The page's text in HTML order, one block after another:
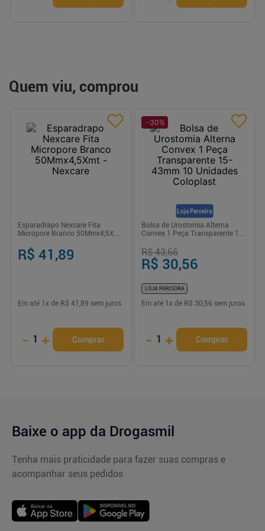
Quem viu, comprou
Esparadrapo Nexcare Fita
Micropore Branco 50Mmx4,5Xmt
R$ 41,89
Em até 1 x de R$ 41,89 sem juros
- 1 + Comprar
Loja Parceira
-30%
Bolsa de Urostomia Alterna
Convex 1 Peça Transparente 15-
R$ 43,66
R$ 30,56
LOJA PARCEIRA
Em até 1 x de R$ 30,56 sem juros
- 1 + Comprar
Baixe o app da Drogasmil
Tenha mais praticidade para fazer suas compras e
acompanhar seus pedidos